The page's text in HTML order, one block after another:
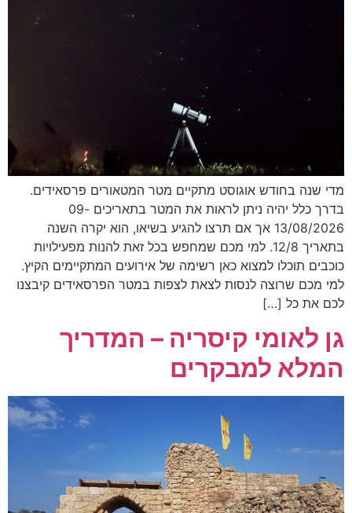
מדי שנה בחודש אוגוסט מתקיים מטר המטאורים פרסאידים.
בדרך כלל יהיה ניתן לראות את המטר בתאריכים 09-
13/08/2026 אך אם תרצו להגיע בשיאו, הוא יקרה השנה
בתאריך 12/8. למי מכם שמחפש בכל זאת להנות מפעילויות
כוכבים תוכלו למצוא כאן רשימה של אירועים המתקיימים הקיץ.
למי מכם שרוצה לנסות לצאת לצפות במטר הפרסאידים קיבצנו
לכם את כל […]
גן לאומי קיסריה – המדריך
המלא למבקרים